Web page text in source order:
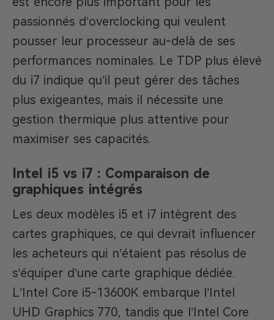
passionnés d’overclocking qui veulent
pousser leur processeur au-delà de ses
performances nominales. Le TDP plus élevé
du i7 indique qu’il peut gérer des tâches
plus exigeantes, mais il nécessite une
gestion thermique plus attentive pour
maximiser ses capacités.
Intel i5 vs i7 : Comparaison de
graphiques intégrés
Les deux modèles i5 et i7 intègrent des
cartes graphiques, ce qui devrait influencer
les acheteurs qui n’étaient pas résolus de
s’équiper d’une carte graphique dédiée.
L’Intel Core i5-13600K embarque l’Intel
UHD Graphics 770, tandis que l’Intel Core